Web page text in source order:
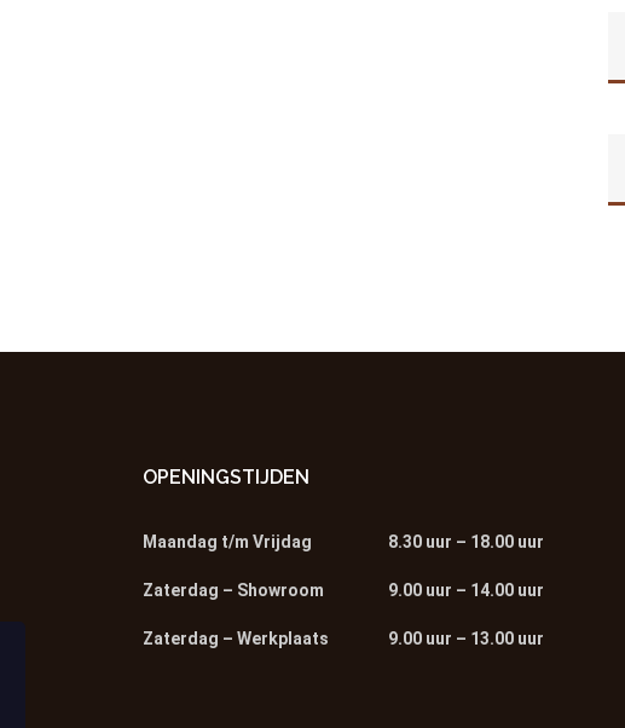
OPENINGSTIJDEN
Maandag t/m Vrijdag 8.30 uur – 18.00 uur
Zaterdag – Showroom 9.00 uur – 14.00 uur
Zaterdag – Werkplaats
9.00 uur – 13.00 uur